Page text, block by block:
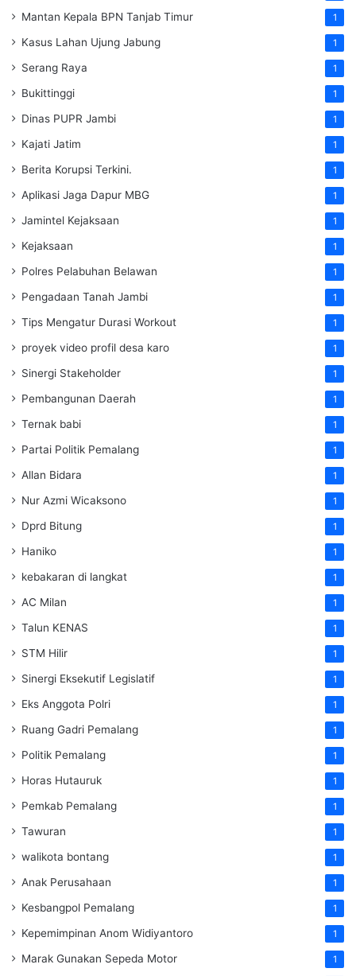
Mantan Kepala BPN Tanjab Timur 1
Kasus Lahan Ujung Jabung 1
Serang Raya 1
Bukittinggi 1
Dinas PUPR Jambi 1
Kajati Jatim 1
Berita Korupsi Terkini. 1
Aplikasi Jaga Dapur MBG 1
Jamintel Kejaksaan 1
Kejaksaan 1
Polres Pelabuhan Belawan 1
Pengadaan Tanah Jambi 1
Tips Mengatur Durasi Workout 1
proyek video profil desa karo 1
Sinergi Stakeholder 1
Pembangunan Daerah 1
Ternak babi 1
Partai Politik Pemalang 1
Allan Bidara 1
Nur Azmi Wicaksono 1
Dprd Bitung 1
Haniko 1
kebakaran di langkat 1
AC Milan 1
Talun KENAS 1
STM Hilir 1
Sinergi Eksekutif Legislatif 1
Eks Anggota Polri 1
Ruang Gadri Pemalang 1
Politik Pemalang 1
Horas Hutauruk 1
Pemkab Pemalang 1
Tawuran 1
walikota bontang 1
Anak Perusahaan 1
Kesbangpol Pemalang 1
Kepemimpinan Anom Widiyantoro 1
Marak Gunakan Sepeda Motor 1